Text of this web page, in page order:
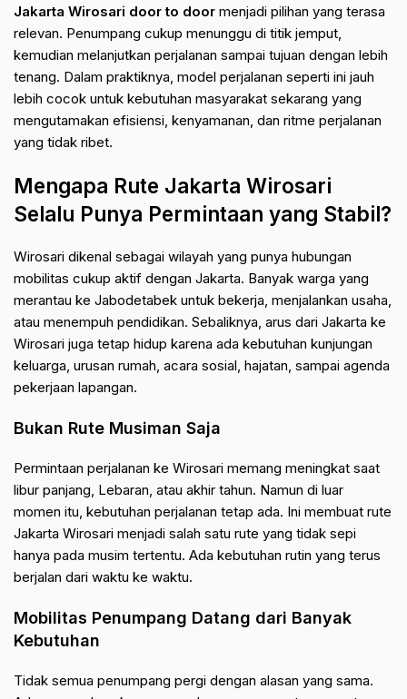
Jakarta Wirosari door to door menjadi pilihan yang terasa
relevan. Penumpang cukup menunggu di titik jemput,
kemudian melanjutkan perjalanan sampai tujuan dengan lebih
tenang. Dalam praktiknya, model perjalanan seperti ini jauh
lebih cocok untuk kebutuhan masyarakat sekarang yang
mengutamakan efisiensi, kenyamanan, dan ritme perjalanan
yang tidak ribet.
Mengapa Rute Jakarta Wirosari
Selalu Punya Permintaan yang Stabil?
Wirosari dikenal sebagai wilayah yang punya hubungan
mobilitas cukup aktif dengan Jakarta. Banyak warga yang
merantau ke Jabodetabek untuk bekerja, menjalankan usaha,
atau menempuh pendidikan. Sebaliknya, arus dari Jakarta ke
Wirosari juga tetap hidup karena ada kebutuhan kunjungan
keluarga, urusan rumah, acara sosial, hajatan, sampai agenda
pekerjaan lapangan.
Bukan Rute Musiman Saja
Permintaan perjalanan ke Wirosari memang meningkat saat
libur panjang, Lebaran, atau akhir tahun. Namun di luar
momen itu, kebutuhan perjalanan tetap ada. Ini membuat rute
Jakarta Wirosari menjadi salah satu rute yang tidak sepi
hanya pada musim tertentu. Ada kebutuhan rutin yang terus
berjalan dari waktu ke waktu.
Mobilitas Penumpang Datang dari Banyak
Kebutuhan
Tidak semua penumpang pergi dengan alasan yang sama.